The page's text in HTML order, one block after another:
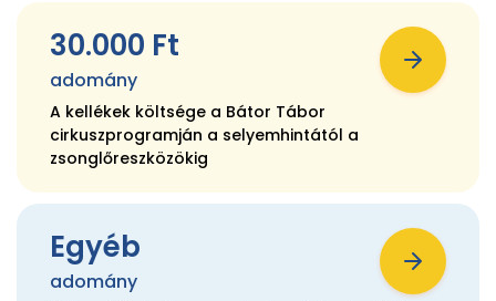
30.000 Ft
adomány
A kellékek költsége a Bátor Tábor
cirkuszprogramján a selyemhintától a
zsonglőreszközökig
Egyéb
adomány